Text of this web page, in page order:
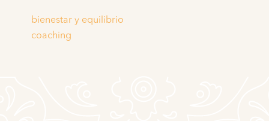
bienestar y equilibrio
coaching